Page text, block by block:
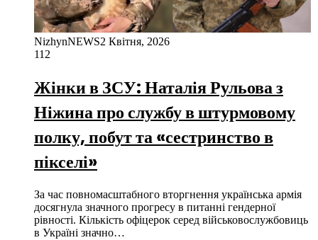
NizhynNEWS2 Квітня, 2026
112
Жінки в ЗСУ: Наталія Рульова з
Ніжина про службу в штурмовому
полку, побут та «сестринство в
пікселі»
За час повномасштабного вторгнення українська армія
досягнула значного прогресу в питанні гендерної
рівності. Кількість офіцерок серед військовослужбовиць
в Україні значно…